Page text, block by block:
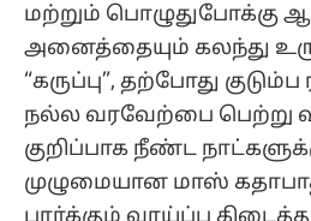
மற்றும் பொழுதுபோக்கு
அனைத்தையும் கலந்து
“கருப்பு”, தற்போது குடும்ப
நல்ல வரவேற்பை பெற்று
குறிப்பாக நீண்ட
முழுமையான மாஸ்